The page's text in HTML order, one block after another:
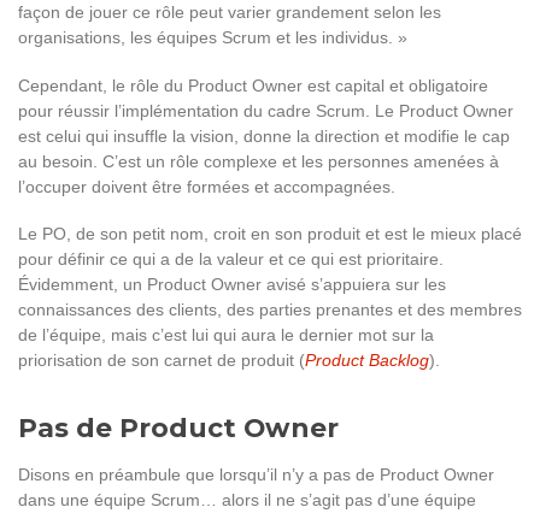
façon de jouer ce rôle peut varier grandement selon les
organisations, les équipes Scrum et les individus. »
Cependant, le rôle du Product Owner est capital et obligatoire
pour réussir l’implémentation du cadre Scrum. Le Product Owner
est celui qui insuffle la vision, donne la direction et modifie le cap
au besoin. C’est un rôle complexe et les personnes amenées à
l’occuper doivent être formées et accompagnées.
Le PO, de son petit nom, croit en son produit et est le mieux placé
pour définir ce qui a de la valeur et ce qui est prioritaire.
Évidemment, un Product Owner avisé s’appuiera sur les
connaissances des clients, des parties prenantes et des membres
de l’équipe, mais c’est lui qui aura le dernier mot sur la
priorisation de son carnet de produit (Product Backlog).
Pas de Product Owner
Disons en préambule que lorsqu’il n’y a pas de Product Owner
dans une équipe Scrum… alors il ne s’agit pas d’une équipe